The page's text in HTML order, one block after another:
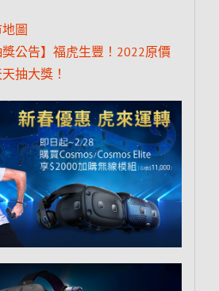
圖
公告】福虎生豐！2022原價
抽大獎！